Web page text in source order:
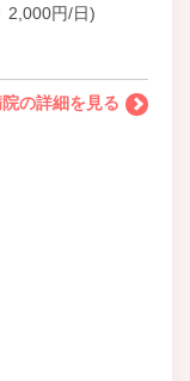
2,000円/日)
の詳細を見る